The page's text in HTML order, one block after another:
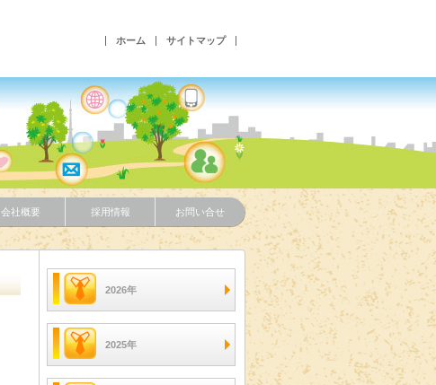
サイトマップ
ホーム
会社概要 採用情報 お問い合せ
2026年
2025年